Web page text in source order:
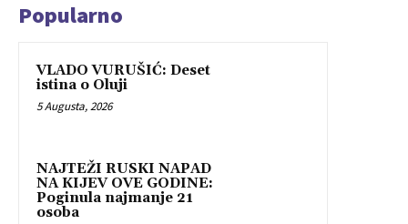
Popularno
VLADO VURUŠIĆ: Deset
istina o Oluji
5 Augusta, 2026
NAJTEŽI RUSKI NAPAD
NA KIJEV OVE GODINE:
Poginula najmanje 21
osoba